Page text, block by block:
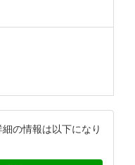
の情報は以下になり